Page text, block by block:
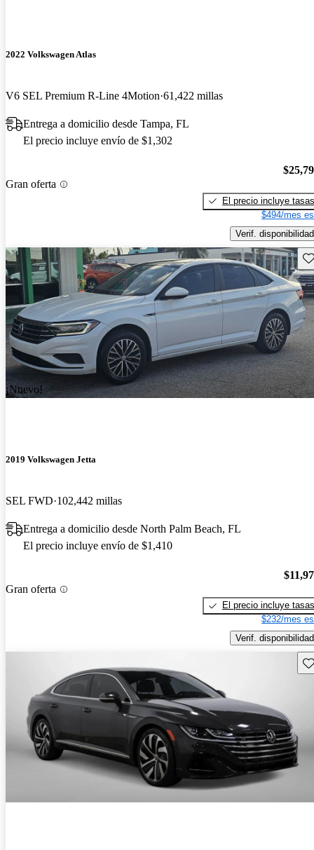
2022 Volkswagen Atlas
V6 SEL Premium R-Line 4Motion 61,422 millas
Entrega a domicilio desde Tampa, FL
El precio incluye envío de $1,302
Gran oferta
El precio incluye tasas
$494/mes
Verif. disponibilidad
¡Nuevo!
2019 Volkswagen Jetta
SEL FWD 102,442 millas
Entrega a domicilio desde North Palm Beach, FL
El precio incluye envío de $1,410
Gran oferta
El precio incluye tasas
$232/mes
Verif. disponibilidad